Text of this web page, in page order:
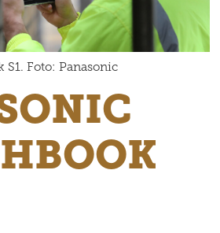
S1. Foto: Panasonic